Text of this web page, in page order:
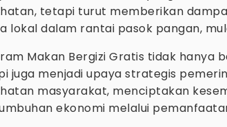
tetapi turut memberikan
lokal dalam rantai pasok pangan,
Makan Bergizi Gratis tidak hanya
juga menjadi upaya strategis
masyarakat, menciptakan
ekonomi melalui